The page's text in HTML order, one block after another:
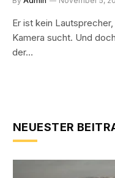
Er ist kein
Kamera sucht. Und
der…
NEUESTER